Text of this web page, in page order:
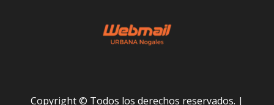
Copyright © Todos los derechos reservados. |